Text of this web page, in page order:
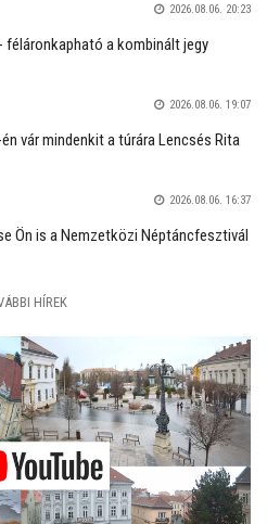
2026.08.06. 20:23
féláronkapható a kombinált jegy
2026.08.06. 19:07
vár mindenkit a túrára Lencsés Rita
2026.08.06. 16:37
Ön is a Nemzetközi Néptáncfesztivál
HÍREK